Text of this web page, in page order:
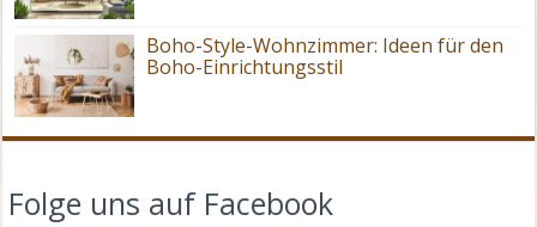
Boho-Style-Wohnzimmer: Ideen für den
Boho-Einrichtungsstil
Folge uns auf Facebook